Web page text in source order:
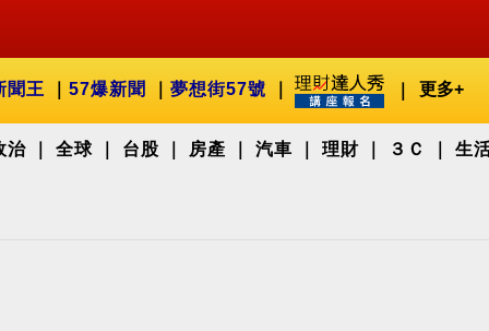
聞王 57爆新聞 夢想街57號 更多+
治 全球 台股 房產 汽車 理財 ３Ｃ 生